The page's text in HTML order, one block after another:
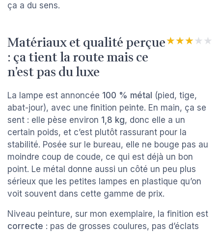
ça a du sens.
Matériaux et qualité perçue
: ça tient la route mais ce
n’est pas du luxe
★★★★★
★★★★★
La lampe est annoncée 100 % métal (pied, tige,
abat-jour), avec une finition peinte. En main, ça se
sent : elle pèse environ 1,8 kg, donc elle a un
certain poids, et c’est plutôt rassurant pour la
stabilité. Posée sur le bureau, elle ne bouge pas au
moindre coup de coude, ce qui est déjà un bon
point. Le métal donne aussi un côté un peu plus
sérieux que les petites lampes en plastique qu’on
voit souvent dans cette gamme de prix.
Niveau peinture, sur mon exemplaire, la finition est
correcte : pas de grosses coulures, pas d’éclats